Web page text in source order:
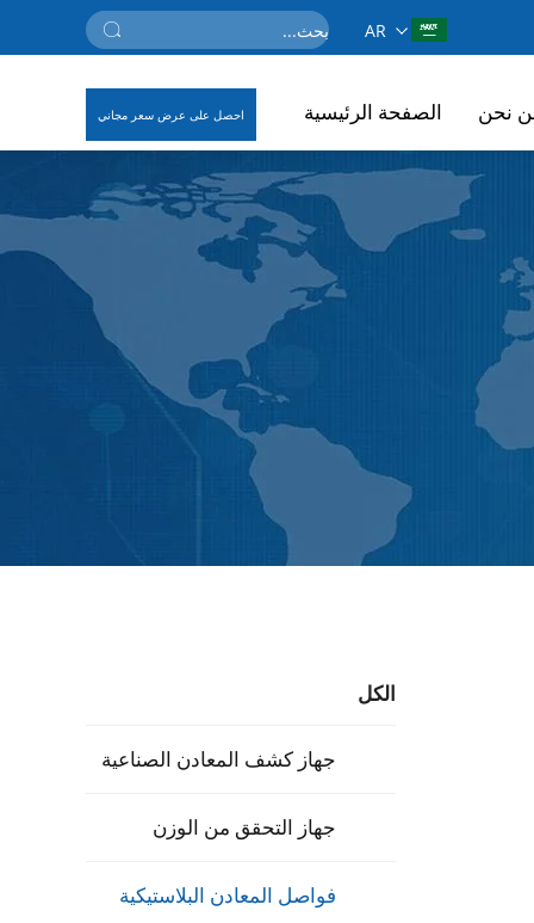
AR
الصفحة الرئيسية نحن احصل على عرض سعر مجاني
الكل
جهاز كشف المعادن الصناعية
جهاز التحقق من الوزن
فواصل المعادن البلاستيكية